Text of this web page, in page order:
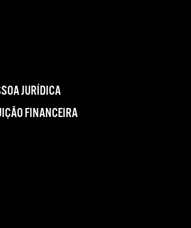
JURÍDICA
FINANCEIRA